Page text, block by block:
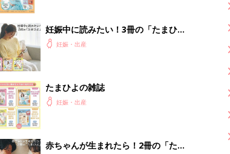
妊娠中に読みたい！3冊の「たまひ
よ」妊娠・出産
たまひよの雑誌
妊娠・出産
赤ちゃんが生まれたら！2冊の「たま